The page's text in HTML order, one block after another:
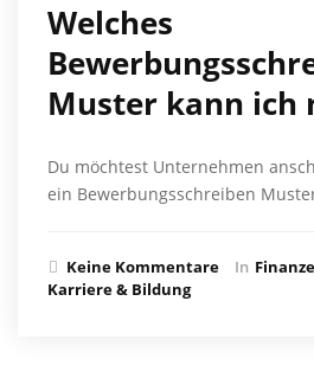
Welches
Muster kann ich
Du möchtest Unternehmen
ein Bewerbungsschreiben
Keine Kommentare In
Karriere & Bildung